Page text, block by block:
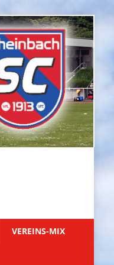
VEREINS-MIX